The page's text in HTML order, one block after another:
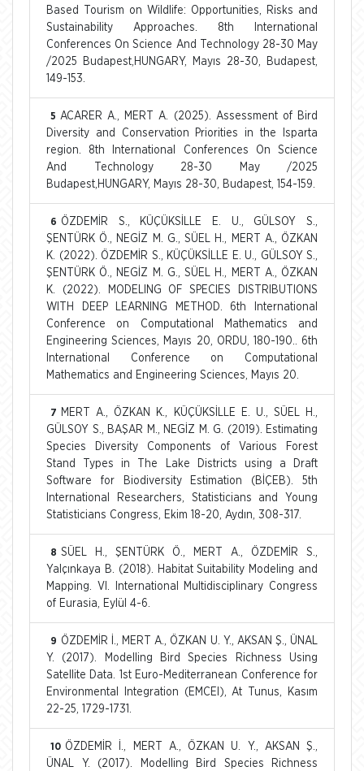
Based Tourism on Wildlife: Opportunities, Risks and
Sustainability Approaches. 8th International
Conferences On Science And Technology 28-30 May
/2025 Budapest,HUNGARY, Mayıs 28-30, Budapest,
149-153.
5 ACARER A., MERT A. (2025). Assessment of Bird
Diversity and Conservation Priorities in the Isparta
region. 8th International Conferences On Science
And Technology 28-30 May /2025
Budapest,HUNGARY, Mayıs 28-30, Budapest, 154-159.
6 ÖZDEMİR S., KÜÇÜKSİLLE E. U., GÜLSOY S.,
ŞENTÜRK Ö., NEGİZ M. G., SÜEL H., MERT A., ÖZKAN
K. (2022). ÖZDEMİR S., KÜÇÜKSİLLE E. U., GÜLSOY S.,
ŞENTÜRK Ö., NEGİZ M. G., SÜEL H., MERT A., ÖZKAN
K. (2022). MODELING OF SPECIES DISTRIBUTIONS
WITH DEEP LEARNING METHOD. 6th International
Conference on Computational Mathematics and
Engineering Sciences, Mayıs 20, ORDU, 180-190.. 6th
International Conference on Computational
Mathematics and Engineering Sciences, Mayıs 20.
7
MERT A., ÖZKAN K., KÜÇÜKSİLLE E. U., SÜEL H.,
GÜLSOY S., BAŞAR M., NEGİZ M. G. (2019). Estimating
Species Diversity Components of Various Forest
Stand Types in The Lake Districts using a Draft
Software for Biodiversity Estimation (BİÇEB). 5th
International Researchers, Statisticians and Young
Statisticians Congress, Ekim 18-20, Aydın, 308-317.
8 SÜEL H., ŞENTÜRK Ö., MERT A., ÖZDEMİR S.,
Yalçınkaya B. (2018). Habitat Suitability Modeling and
Mapping. VI. International Multidisciplinary Congress
of Eurasia, Eylül 4-6.
9 ÖZDEMİR İ., MERT A., ÖZKAN U. Y., AKSAN Ş., ÜNAL
Y. (2017). Modelling Bird Species Richness Using
Satellite Data. 1st Euro-Mediterranean Conference for
Environmental Integration (EMCEI), At Tunus, Kasım
22-25, 1729-1731.
10 ÖZDEMİR İ., MERT A., ÖZKAN U. Y., AKSAN Ş.,
ÜNAL Y. (2017). Modelling Bird Species Richness